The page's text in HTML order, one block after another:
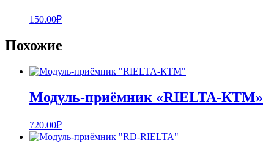
150.00₽
Похожие
Модуль-приёмник «RIELTA-КТМ»
720.00₽